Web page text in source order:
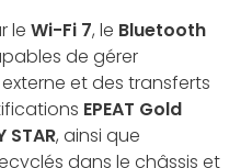
le Wi-Fi 7, le Bluetooth
de gérer
et des transferts
EPEAT Gold
STAR, ainsi que
dans le châssis et